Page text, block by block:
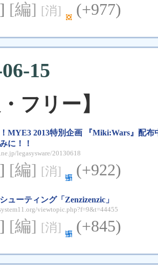
[編] [消] (+977)
15
フリー】
MYE3 2013特別企画 『Miki:Wars』配
に！！
legasysware/20130618
[編] [消] (+922)
ューティング「Zenzizenzic」
viewtopic.php?f=9&t=44455
[編] [消] (+845)